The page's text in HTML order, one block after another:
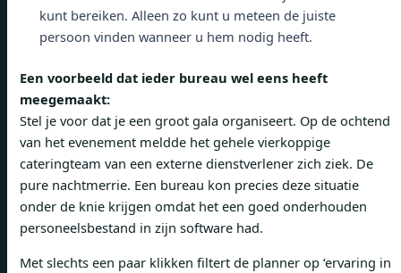
kunt bereiken. Alleen zo kunt u meteen de juiste
persoon vinden wanneer u hem nodig heeft.
Een voorbeeld dat ieder bureau wel eens heeft
meegemaakt:
Stel je voor dat je een groot gala organiseert. Op de ochtend
van het evenement meldde het gehele vierkoppige
cateringteam van een externe dienstverlener zich ziek. De
pure nachtmerrie. Een bureau kon precies deze situatie
onder de knie krijgen omdat het een goed onderhouden
personeelsbestand in zijn software had.
Met slechts een paar klikken filtert de planner op ‘ervaring in